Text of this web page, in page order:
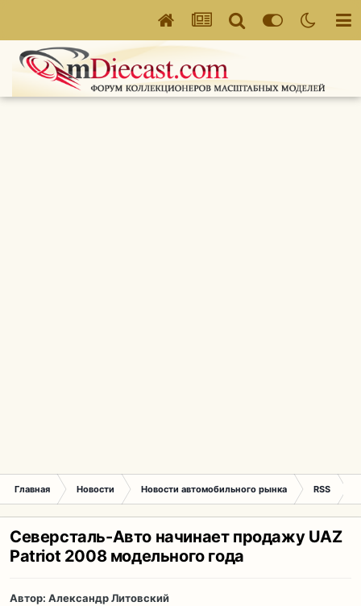
Главная Новости Новости автомобильного рынка RSS
Северсталь-Авто начинает продажу UAZ
Patriot 2008 модельного года
Автор: Александр Литовский